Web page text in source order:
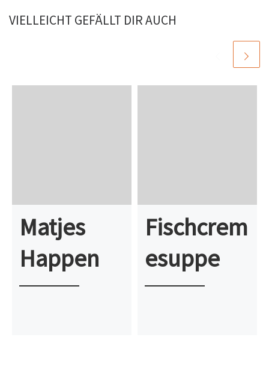
VIELLEICHT GEFÄLLT DIR AUCH
Matjes
Happen
Fischcrem
esuppe